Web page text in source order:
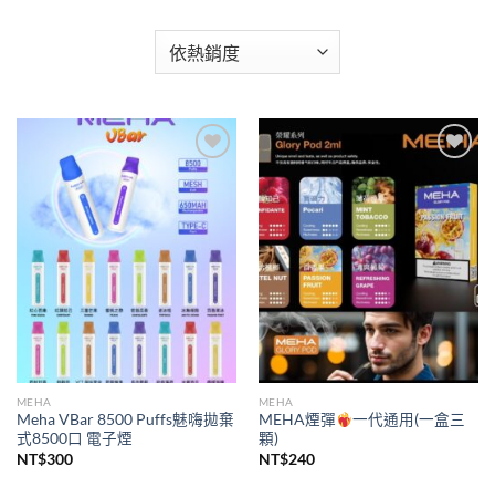
Add to
wishlist
MEHA
Meha VBar 8500 Puffs魅嗨拋棄
式8500口 電子煙
NT$300
wishlist
MEHA
MEHA煙彈
一代通用(一盒三
顆)
NT$240